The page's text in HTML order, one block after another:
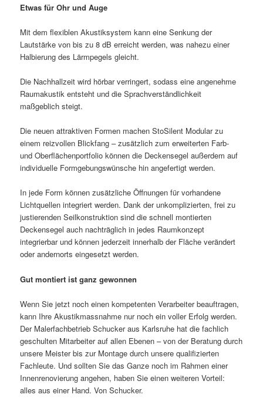
Etwas für Ohr und Auge
Mit dem flexiblen Akustiksystem kann eine Senkung der
Lautstärke von bis zu 8 dB erreicht werden, was nahezu einer
Halbierung des Lärmpegels gleicht.
Die Nachhallzeit wird hörbar verringert, sodass eine angenehme
Raumakustik entsteht und die Sprachverständlichkeit
maßgeblich steigt.
Die neuen attraktiven Formen machen StoSilent Modular zu
einem reizvollen Blickfang – zusätzlich zum erweiterten Farb-
und Oberflächenportfolio können die Deckensegel außerdem auf
individuelle Formgebungswünsche hin angefertigt werden.
In jede Form können zusätzliche Öffnungen für vorhandene
Lichtquellen integriert werden. Dank der unkomplizierten, frei zu
justierenden Seilkonstruktion sind die schnell montierten
Deckensegel auch nachträglich in jedes Raumkonzept
integrierbar und können jederzeit innerhalb der Fläche verändert
oder andernorts eingesetzt werden.
Gut montiert ist ganz gewonnen
Wenn Sie jetzt noch einen kompetenten Verarbeiter beauftragen,
kann Ihre Akustikmassnahme nur noch ein voller Erfolg werden.
Der Malerfachbetrieb Schucker aus Karlsruhe hat die fachlich
geschulten Mitarbeiter auf allen Ebenen – von der Beratung durch
unsere Meister bis zur Montage durch unsere qualifizierten
Fachleute. Und sollten Sie das Ganze noch im Rahmen einer
Innenrenovierung angehen, haben Sie einen weiteren Vorteil:
alles aus einer Hand. Von Schucker.